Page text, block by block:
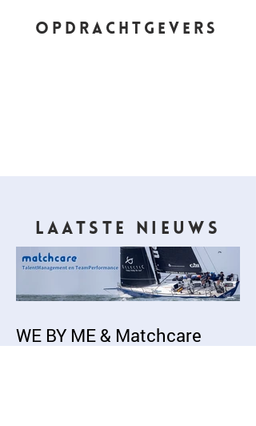
KEYNOTE
LAATSTE NIEUWS
WE BY ME & Matchcare
Opdrachtgevers